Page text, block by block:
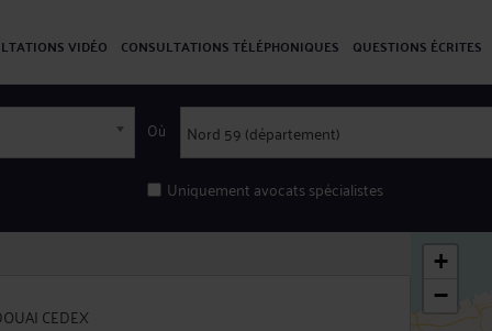
VIDÉO CONSULTATIONS TÉLÉPHONIQUES QUESTIONS ÉCRITES
Où
Uniquement avocats spécialistes
CEDEX
+
−